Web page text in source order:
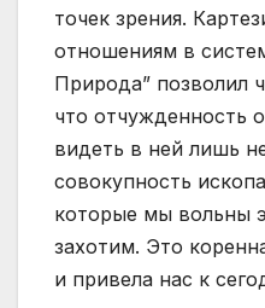
точек зрения.
отношениям в
Природа” позволил
что отчужденность
видеть в ней лишь
совокупность
которые мы вольны
захотим. Это
и привела нас к